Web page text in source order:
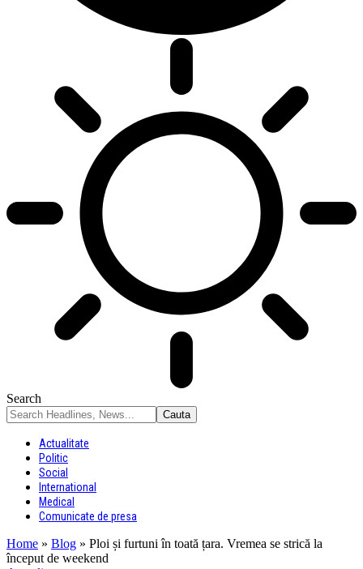
Search
Actualitate
Politic
Social
International
Medical
Comunicate de presa
Home » Blog » Ploi și furtuni în toată țara. Vremea se strică la
început de weekend